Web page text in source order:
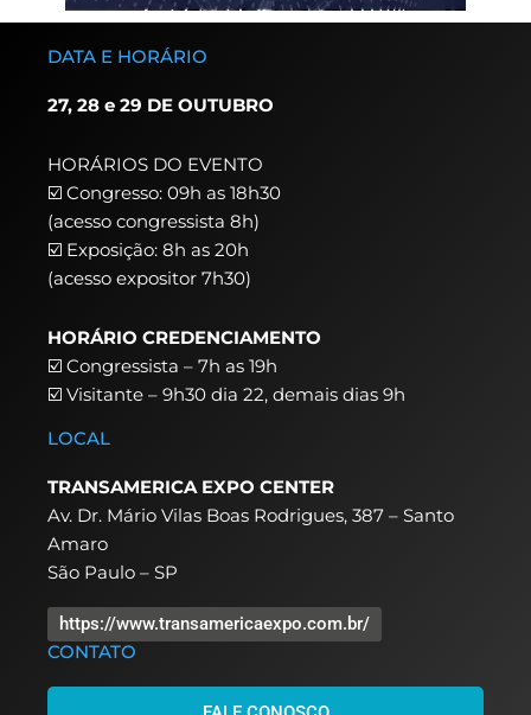
DATA E HORÁRIO
27, 28 e 29 DE OUTUBRO
HORÁRIOS DO EVENTO
☑️ Congresso: 09h as 18h30
(acesso congressista 8h)
☑️ Exposição: 8h as 20h
(acesso expositor 7h30)
HORÁRIO CREDENCIAMENTO
☑️ Congressista – 7h as 19h
☑️ Visitante – 9h30 dia 22, demais dias 9h
LOCAL
TRANSAMERICA EXPO CENTER
Av. Dr. Mário Vilas Boas Rodrigues, 387 – Santo
Amaro
São Paulo – SP
https://www.transamericaexpo.com.br/
CONTATO